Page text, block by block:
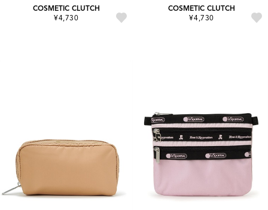
COSMETIC CLUTCH
¥4,730
COSMETIC CLUTCH
¥4,730